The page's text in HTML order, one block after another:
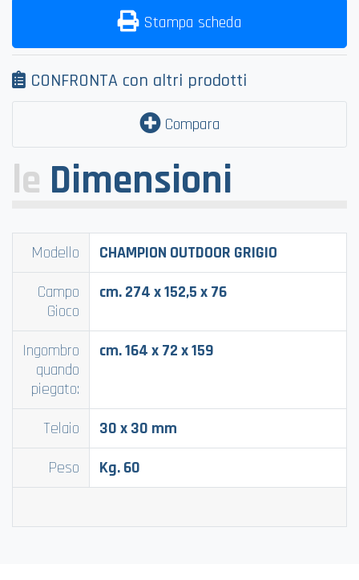
Stampa scheda
CONFRONTA con altri prodotti
Compara
le Dimensioni
Modello
CHAMPION OUTDOOR GRIGIO
Campo
Gioco
cm. 274 x 152,5 x 76
Ingombro
quando
piegato:
cm. 164 x 72 x 159
Telaio
30 x 30 mm
Peso
Kg. 60